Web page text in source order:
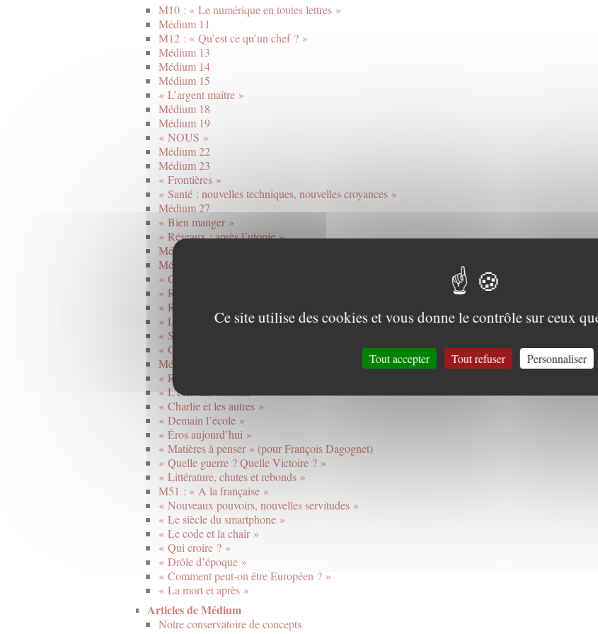
M10 : « Le numérique en toutes lettres »
Médium 11
M12 : « Qu’est ce qu’un chef ? »
Médium 13
Médium 14
Médium 15
« L’argent maître »
Médium 18
Médium 19
« NOUS »
Médium 22
Médium 23
« Frontières »
« Santé : nouvelles techniques, nouvelles croyances »
Médium 27
« Bien manger »
« Réseaux : après l’utopie »
Médium 30
Médium 31
« Copie, modes d’emploi »
« Récits du pouvoir, pouvoirs du récit »
« Ruptures techniques et continuité culturelle »
« L’esprit des lieux »
« Secrets à l’ère numérique »
« Générations »
Médium 40
« Rythmes »
« L’écrivain national »
« Charlie et les autres »
« Demain l’école »
« Éros aujourd’hui »
« Matières à penser » (pour François Dagognet)
« Quelle guerre ? Quelle Victoire ? »
« Littérature, chutes et rebonds »
M51 : « A la française »
« Nouveaux pouvoirs, nouvelles servitudes »
« Le siècle du smartphone »
« Le code et la chair »
« Qui croire ? »
« Drôle d’époque »
« Comment peut-on être Européen ? »
« La mort et après »
Articles de Médium
Notre conservatoire de concepts
Ce site utilise des cookies et vous donne le contrôle sur ceux
Tout accepter Tout refuser Personnaliser